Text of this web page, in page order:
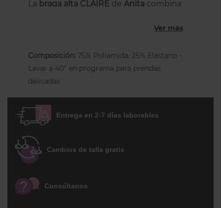
La braga alta CLAIRE de Anitacombina
y elástico que se adapta al cuerpo con
cintura y piernas garantiza una sensación
de segunda piel.
Detalles técnicos
al tacto.
cintura y piernas.
Ver más
Composición: 75% Poliamida, 25% Elastano -
Lavar a 40° en programa para prendas
delicadas
Entrega en 2-7 días laborables
Cambios de talla gratis
Consúltanos